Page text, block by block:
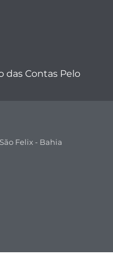
das Contas Pelo
Felix - Bahia